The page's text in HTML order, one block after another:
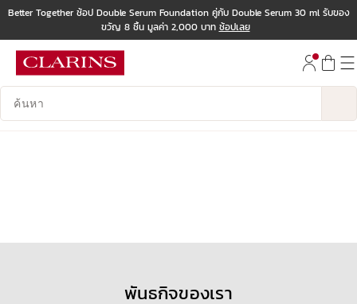
ไปที่ส่วนท้าย
Better Together ช้อป Double Serum Foundation คู่กับ Double Serum 30 ml รับของ
ขวัญ 8 ชิ้น มูลค่า 2,000 บาท ช้อปเลย
บันทึกข้อมูลค้นหา
พันธกิจของเรา